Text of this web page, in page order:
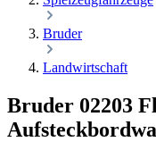
Bruder
Landwirtschaft
Bruder 02203